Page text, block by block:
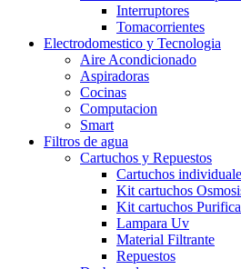
Interruptores
Tomacorrientes
Electrodomestico y Tecnologia
Aire Acondicionado
Aspiradoras
Cocinas
Computacion
Smart
Filtros de agua
Cartuchos y Repuestos
Cartuchos
Kit cartuchos
Kit cartuchos
Lampara Uv
Material Filtrante
Repuestos